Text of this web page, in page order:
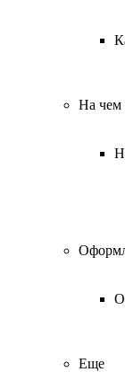
На чем
Еще